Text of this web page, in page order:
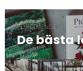
FÖREGÅENDE
Föregående
post:
De bästa